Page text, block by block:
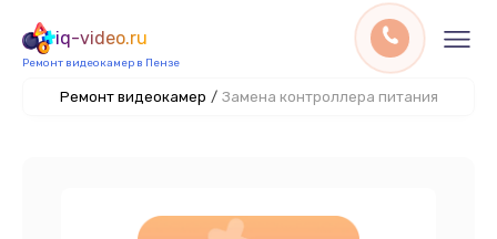
iq-video.ru
Ремонт видеокамер в Пензе
Ремонт видеокамер / Замена контроллера питания